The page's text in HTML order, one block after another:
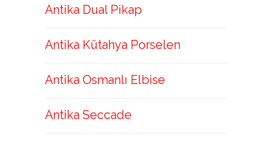
Antika Dual Pikap
Antika Kütahya Porselen
Antika Osmanlı Elbise
Antika Seccade